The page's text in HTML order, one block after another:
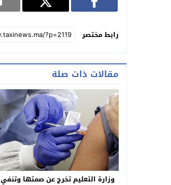
رابط مختصر
مقالات ذات صلة
وزارة التعليم تخرج عن صمتها وتنفي